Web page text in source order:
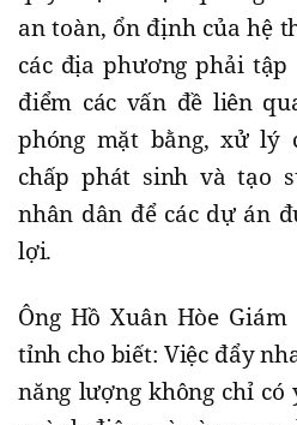
an toàn, ổn định của hệ
các địa phương phải
điểm các vấn đề liên
phóng mặt bằng, xử lý
chấp phát sinh và tạo
nhân dân để các dự án
lợi.
Ông Hồ Xuân Hòe
tỉnh cho biết: Việc đẩy
năng lượng không chỉ